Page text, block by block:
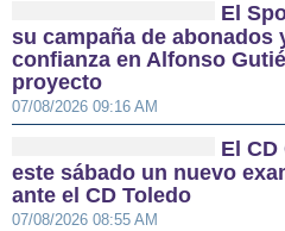
El
su campaña de abonados
confianza en Alfonso
proyecto
07/08/2026 09:16 AM
El
este sábado un nuevo
ante el CD Toledo
07/08/2026 08:55 AM